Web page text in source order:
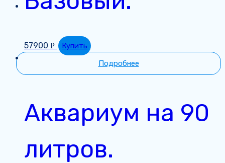
57900 Р
Купить
Подробнее
Аквариум на 90
литров.